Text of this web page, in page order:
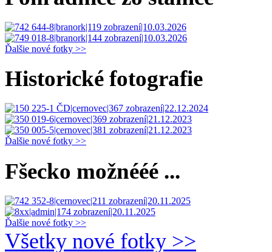
Ďalšie nové fotky >>
Historické fotografie
Ďalšie nové fotky >>
Fšecko možnééé ...
Ďalšie nové fotky >>
Všetky nové fotky >>